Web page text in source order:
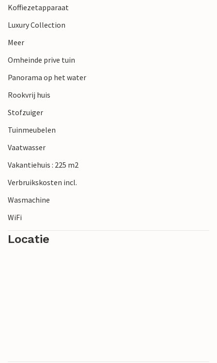
Veel plezier!
Koffiezetapparaat
Luxury Collection
Meer
Omheinde prive tuin
Panorama op het water
Rookvrij huis
Stofzuiger
Tuinmeubelen
Vaatwasser
Vakantiehuis : 225 m2
Verbruikskosten incl.
Wasmachine
WiFi
Locatie